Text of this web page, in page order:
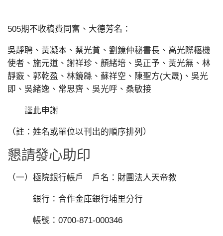
505期不收稿費同奮、大德芳名：
吳靜聘、黃凝本、蔡光貧、劉鏡仲秘書長、高光際樞機
使者、施元道、謝祥珍、顏緒培、吳正予、黃光無、林
靜竅、郭乾盈、林鏡緜、蘇祥空、陳聖方(大晟)、吳光
即、吳緒逸、常思齊、吳光呼、桑敏接
謹此申謝
（註：姓名或單位以刊出的順序排列）
懇請發心助印
（一）極院銀行帳戶 戶名：財團法人天帝教
銀行：合作金庫銀行埔里分行
帳號：0700-871-000346